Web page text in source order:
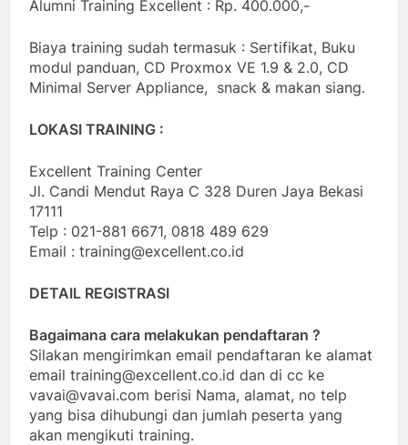
Alumni Training Excellent : Rp. 400.000,-
Biaya training sudah termasuk : Sertifikat, Buku
modul panduan, CD Proxmox VE 1.9 & 2.0, CD
Minimal Server Appliance, snack & makan siang.
LOKASI TRAINING :
Excellent Training Center
Jl. Candi Mendut Raya C 328 Duren Jaya Bekasi
17111
Telp : 021-881 6671, 0818 489 629
Email : training@excellent.co.id
DETAIL REGISTRASI
Bagaimana cara melakukan pendaftaran ?
Silakan mengirimkan email pendaftaran ke alamat
email training@excellent.co.id dan di cc ke
vavai@vavai.com berisi Nama, alamat, no telp
yang bisa dihubungi dan jumlah peserta yang
akan mengikuti training.